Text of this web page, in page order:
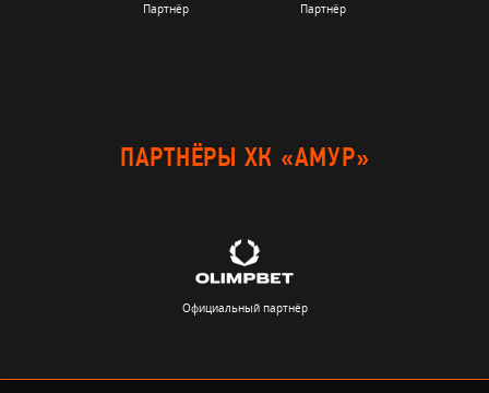
Партнёр Партнёр
ПАРТНЁРЫ ХК «АМУР»
Официальный партнёр